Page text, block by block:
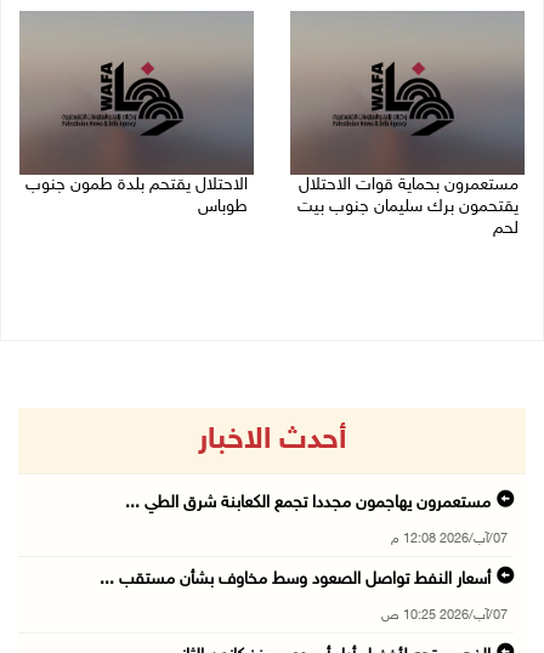
مستعمرون بحماية قوات الاحتلال
يقتحمون برك سليمان جنوب بيت
لحم
الاحتلال يقتحم بلدة طمون جنوب
طوباس
أحدث الاخبار
مستعمرون يهاجمون مجددا تجمع الكعابنة شرق الطي ...
07/آب/2026 12:08 م
أسعار النفط تواصل الصعود وسط مخاوف بشأن مستقب ...
07/آب/2026 10:25 ص